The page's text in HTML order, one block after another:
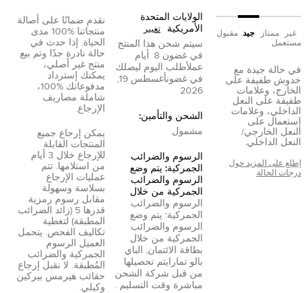
غير
مستعمل
ممتاز جيد مقبول
في حالة جيدة مع
خدوش طفيفة على
الخارج، وعلامات
طفيفة على النعل
الداخلي، وعلامات
إستعمال على
النعل الخارجي/
النعل الداخلي.
إطلع على المزيد حول
درجات الحالة
الولايات المتحدة
الأمريكية
تغيير
سيتم شحن هذا المنتج
في غضون 8
أيام
عملأطلب اليوم ليصلك
في غضون
أغسطس 19,
2026
الشحن والتأمين:
مشمول
الرسوم والضرائب
الجمركية: يتم وضع
الرسوم والضرائب
الجمركية من خلال
الرسوم والضرائب
الجمركية: يتم وضع
الرسوم والضرائب
الجمركية من خلال
بطاقة الائتمان
الباي
بالو تمارا يتم تحصيلها
من قبل شركة الشحن
مباشرة وقت التسليم .
نقدم ضمانًا على أصالة
منتجاتنا %100 مدى
الحياة. إذا حدث في
حالة نادرة جدًا وتم بيع
منتج غير أصلي،
يمكنك إسترداد
مدفوعاتك %100،
شاملة مصاريف
الإرجاع.
يمكن إرجاع جميع
المنتجات القابلة
للإرجاع خلال 3 أيام
من استلامها. تتم
عمليات الإرجاع
بسلاسة وسهولة
مقابل رسوم رمزية
قدرها 5 (زائد الضرائب
المطبقة) لتغطية
تكاليف الفحص. يتحمل
العميل الرسوم
الجمركية والضرائب
المُطبقة. لا نقبل إرجاع
حقائب هيرمس بيركين
وكيلي.